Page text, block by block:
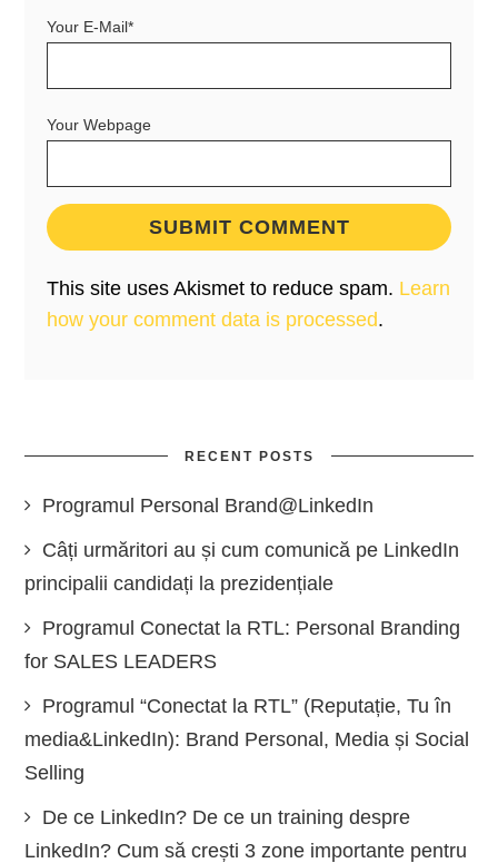
Your E-Mail*
Your Webpage
This site uses Akismet to reduce spam. Learn
how your comment data is processed.
RECENT POSTS
Programul Personal Brand@LinkedIn
Câți urmăritori au și cum comunică pe LinkedIn
principalii candidați la prezidențiale
Programul Conectat la RTL: Personal Branding
for SALES LEADERS
Programul “Conectat la RTL” (Reputație, Tu în
media&LinkedIn): Brand Personal, Media și Social
Selling
De ce LinkedIn? De ce un training despre
LinkedIn? Cum să crești 3 zone importante pentru